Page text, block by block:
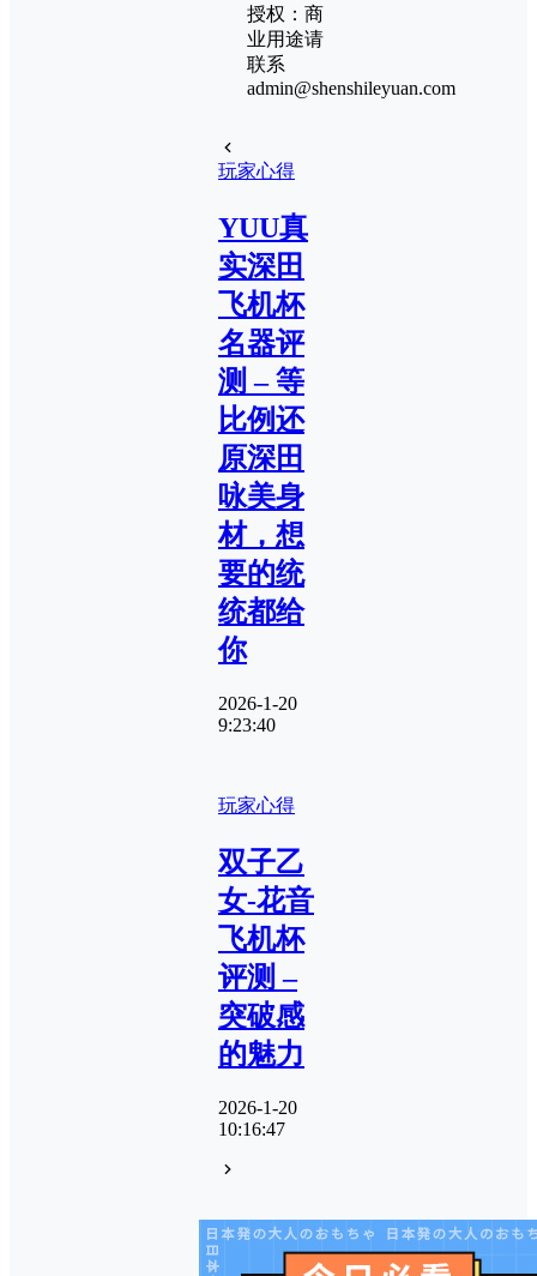
授权：商
业用途请
联系
admin@shenshileyuan.com
玩家心得
YUU真
实深田
飞机杯
名器评
测 – 等
比例还
原深田
咏美身
材，想
要的统
统都给
你
2026-1-20
9:23:40
玩家心得
双子乙
女-花音
飞机杯
评测 –
突破感
的魅力
2026-1-20
10:16:47